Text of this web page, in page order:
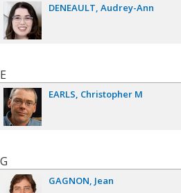
DENEAULT Audrey-Ann
E
EARLS Christopher M
G
GAGNON Jean